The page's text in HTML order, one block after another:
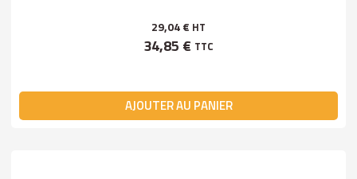
29,04 € HT
34,85 € TTC
AJOUTER AU PANIER